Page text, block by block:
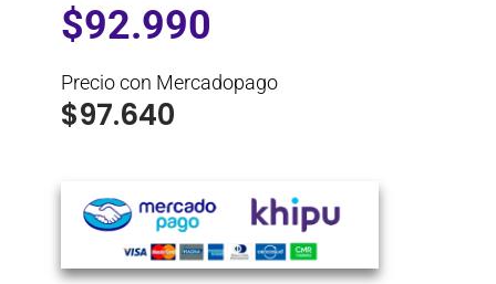
$92.990
Precio con Mercadopago
$97.640